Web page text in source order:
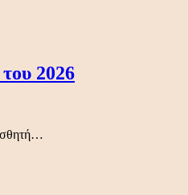
2026